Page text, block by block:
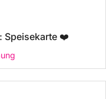
Speisekarte ❤️